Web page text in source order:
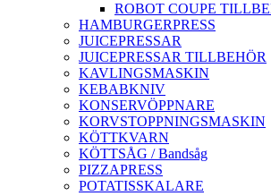
ROBOT COUPE
HAMBURGERPRESS
JUICEPRESSAR
JUICEPRESSAR TILLBEHÖR
KAVLINGSMASKIN
KEBABKNIV
KONSERVÖPPNARE
KORVSTOPPNINGSMASKIN
KÖTTKVARN
KÖTTSÅG / Bandsåg
PIZZAPRESS
POTATISSKALARE